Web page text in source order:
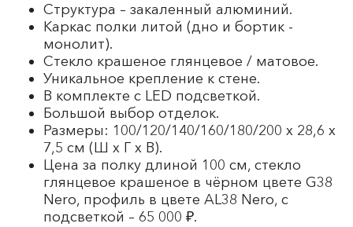
Структура – закаленный алюминий.
Каркас полки литой (дно и бортик -
монолит).
Стекло крашеное глянцевое / матовое.
Уникальное крепление к стене.
В комплекте с LED подсветкой.
Большой выбор отделок.
Размеры: 100/120/140/160/180/200 х 28,6 х
7,5 см (Ш х Г х В).
Цена за полку длиной 100 см, стекло
глянцевое крашеное в чёрном цвете G38
Nero, профиль в цвете AL38 Nero, с
подсветкой – 65 000 ₽.